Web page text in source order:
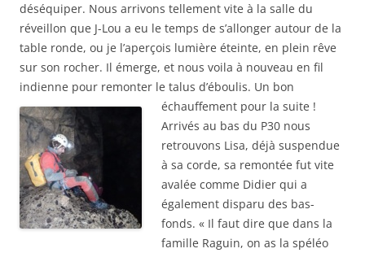
déséquiper. Nous arrivons tellement vite à la salle du
réveillon que J-Lou a eu le temps de s’allonger autour de la
table ronde, ou je l’aperçois lumière éteinte, en plein rêve
sur son rocher. Il émerge, et nous voila à nouveau en fil
indienne pour remonter le talus d’éboulis. Un bon
échauffement pour la suite !
Arrivés au bas du P30 nous
retrouvons Lisa, déjà suspendue
à sa corde, sa remontée fut vite
avalée comme Didier qui a
également disparu des bas-
fonds. « Il faut dire que dans la
famille Raguin, on as la spéléo